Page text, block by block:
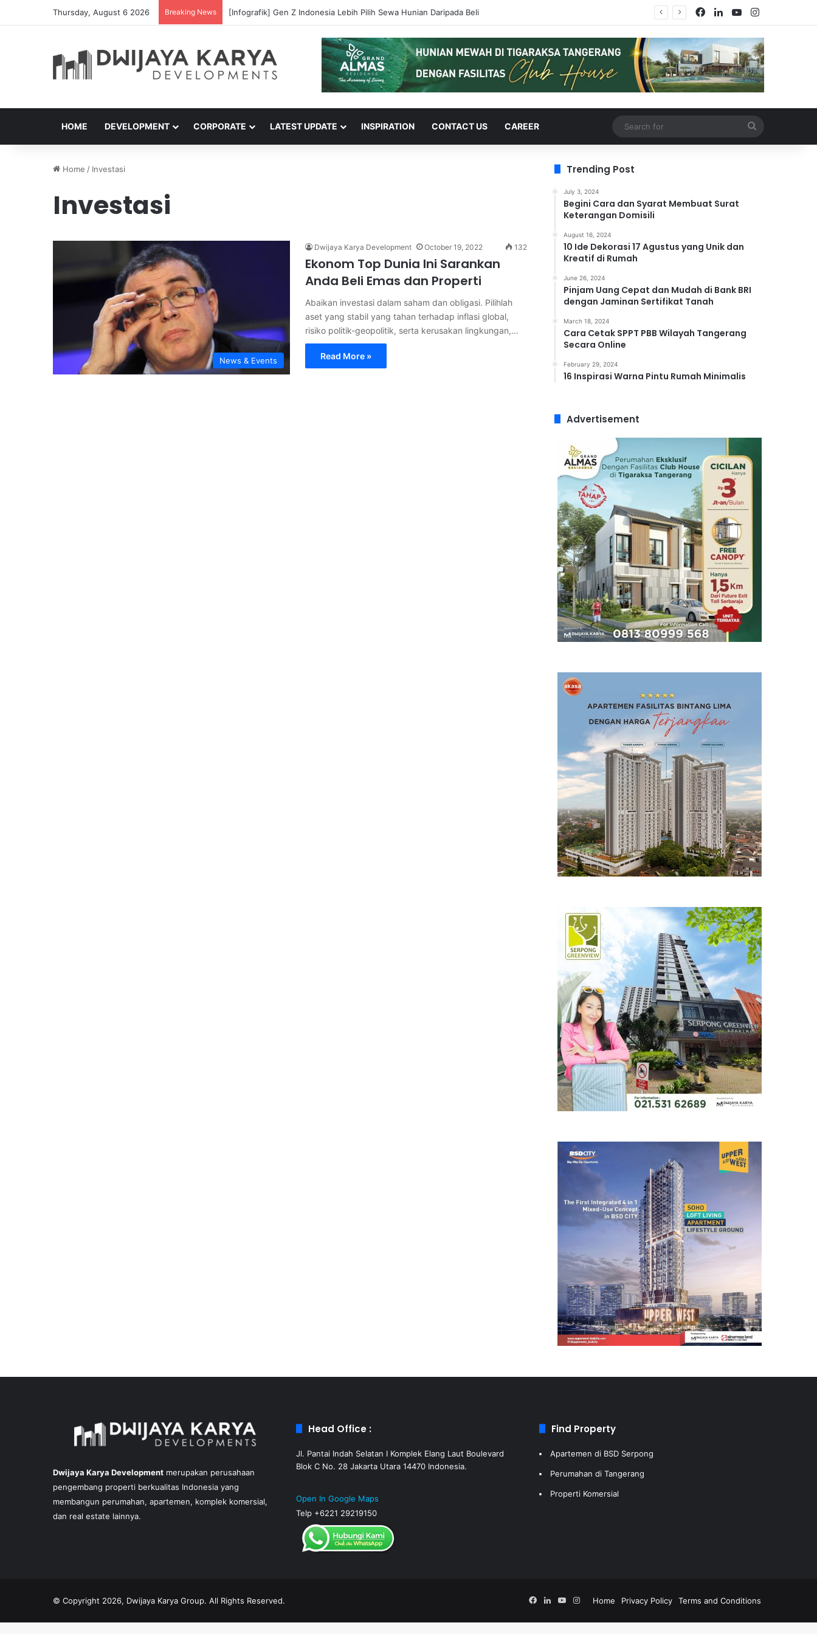
Thursday, August 6 2026 Breaking News [Infografik] Gen Z Indonesia Lebih Pilih Sewa Hunian Daripada Beli FacebookLinkedInYouTube
HOME DEVELOPMENT CORPORATE LATEST UPDATE INSPIRATION CONTACT US CAREER
for
Home / Investasi
Investasi
News & Events
Dwijaya Karya Development October 19, 2022 132
Ekonom Top Dunia Ini Sarankan
Anda Beli Emas dan Properti
Abaikan investasi dalam saham dan obligasi. Pilihlah
aset yang stabil yang tahan terhadap inflasi global,
risiko politik-geopolitik, serta kerusakan lingkungan,…
Read More »
Trending Post
July 3, 2024
Begini Cara dan Syarat Membuat Surat
Keterangan Domisili
August 16, 2024
10 Ide Dekorasi 17 Agustus yang Unik dan
Kreatif di Rumah
June 26, 2024
Pinjam Uang Cepat dan Mudah di Bank BRI
dengan Jaminan Sertifikat Tanah
March 18, 2024
Cara Cetak SPPT PBB Wilayah Tangerang
Secara Online
February 29, 2024
16 Inspirasi Warna Pintu Rumah Minimalis
Advertisement
Dwijaya Karya Development merupakan perusahaan
pengembang properti berkualitas Indonesia yang
membangun perumahan, apartemen, komplek komersial,
dan real estate lainnya.
Head Office :
Jl. Pantai Indah Selatan I Komplek Elang Laut Boulevard
Blok C No. 28 Jakarta Utara 14470 Indonesia.
Open In Google Maps
Telp +6221 29219150
Find Property
Apartemen di BSD Serpong
Perumahan di Tangerang
Properti Komersial
© Copyright 2026, Dwijaya Karya Group. All Rights Reserved. Home Privacy Policy Terms and Conditions
Facebook
LinkedInYouTube
Instagram